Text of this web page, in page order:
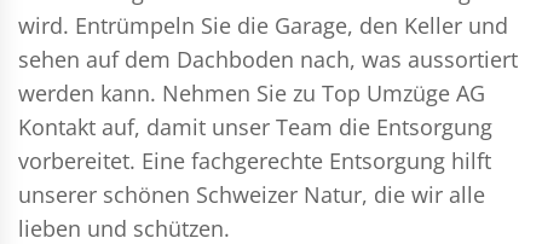
wird. Entrümpeln Sie die Garage, den Keller und
sehen auf dem Dachboden nach, was aussortiert
werden kann. Nehmen Sie zu Top Umzüge AG
Kontakt auf, damit unser Team die Entsorgung
vorbereitet. Eine fachgerechte Entsorgung hilft
unserer schönen Schweizer Natur, die wir alle
lieben und schützen.